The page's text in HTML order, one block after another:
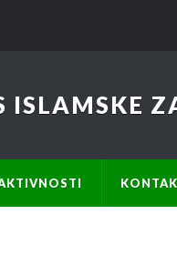
ISLAMSKE